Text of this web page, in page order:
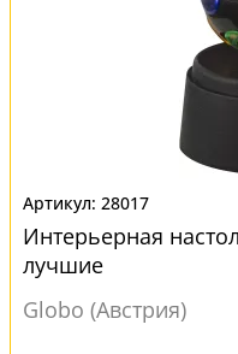
28017
Интерьерная
лучшие
Globo (Австрия)